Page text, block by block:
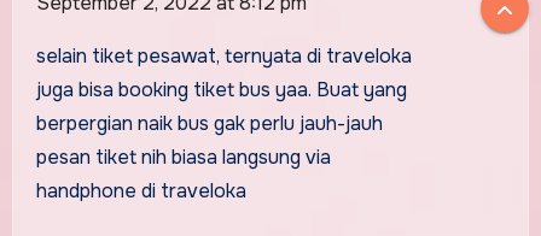
selain tiket pesawat, ternyata di traveloka
juga bisa booking tiket bus yaa. Buat yang
berpergian naik bus gak perlu jauh-jauh
pesan tiket nih biasa langsung via
handphone di traveloka